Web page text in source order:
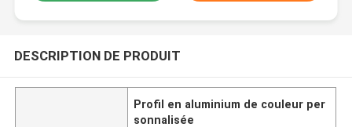
DESCRIPTION DE PRODUIT
Profil en aluminium de couleur per
sonnalisée